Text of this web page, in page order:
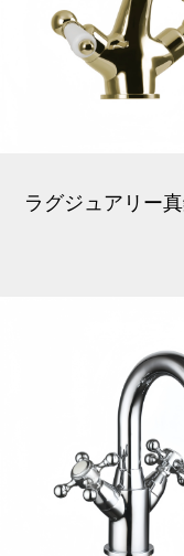
ラグジュアリー